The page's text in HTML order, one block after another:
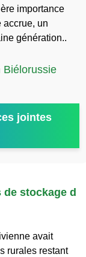
importance
accrue, un
génération..
Biélorussie
jointes
stockage d
avait
rurales restant